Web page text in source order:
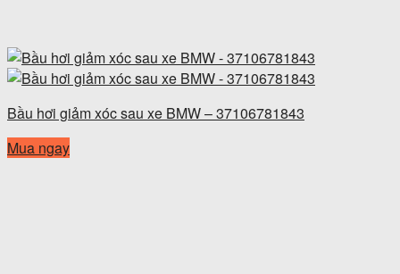
Bầu hơi giảm xóc sau xe BMW – 37106781843
Mua ngay